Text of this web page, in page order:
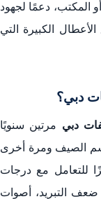
المكتب، دعمًا لجهود
الكبيرة التي
دبي؟
دبي مرتين سنويًا
الصيف ومرة أخرى
للتعامل مع درجات
ضعف التبريد، أصوات